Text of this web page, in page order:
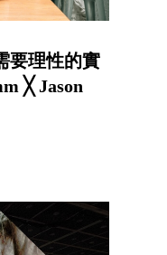
要理性的實
╳ Jason